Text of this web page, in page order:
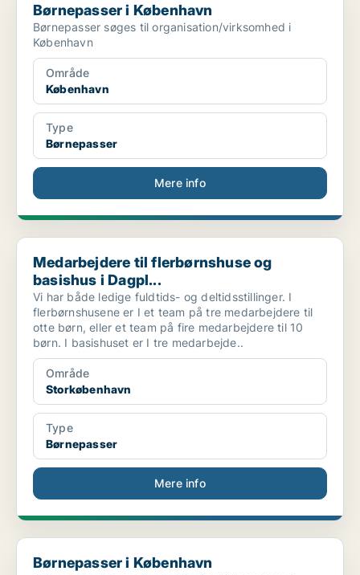
Børnepasser i København
Børnepasser søges til organisation/virksomhed i
København
Område
København
Type
Børnepasser
Mere info
Medarbejdere til flerbørnshuse og basishus i Dagpl...
Medarbejdere til flerbørnshuse og
basishus i Dagpl...
Vi har både ledige fuldtids- og deltidsstillinger. I
flerbørnshusene er I et team på tre medarbejdere til
otte børn, eller et team på fire medarbejdere til 10
børn. I basishuset er I tre medarbejde..
Område
Storkøbenhavn
Type
Børnepasser
Mere info
Børnepasser i København
Børnepasser i København